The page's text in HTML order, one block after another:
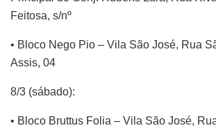
Feitosa, s/nº
• Bloco Nego Pio – Vila São José, Rua
Assis, 04
8/3 (sábado):
• Bloco Bruttus Folia – Vila São José,